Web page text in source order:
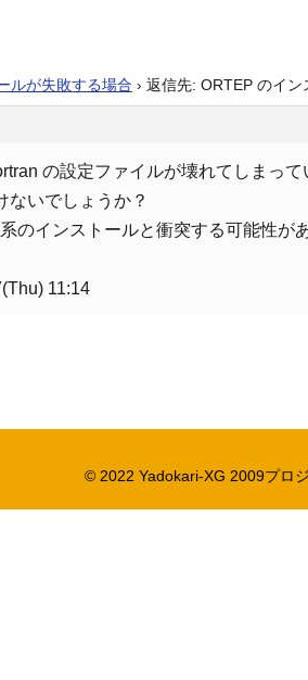
ルが失敗する場合 › 返信先: ORTEP のイ
の設定ファイルが壊れてしまっ
ないでしょうか？
のインストールと衝突する可能性が
11:14
© 2022 Yadokari-XG 2009プロジ